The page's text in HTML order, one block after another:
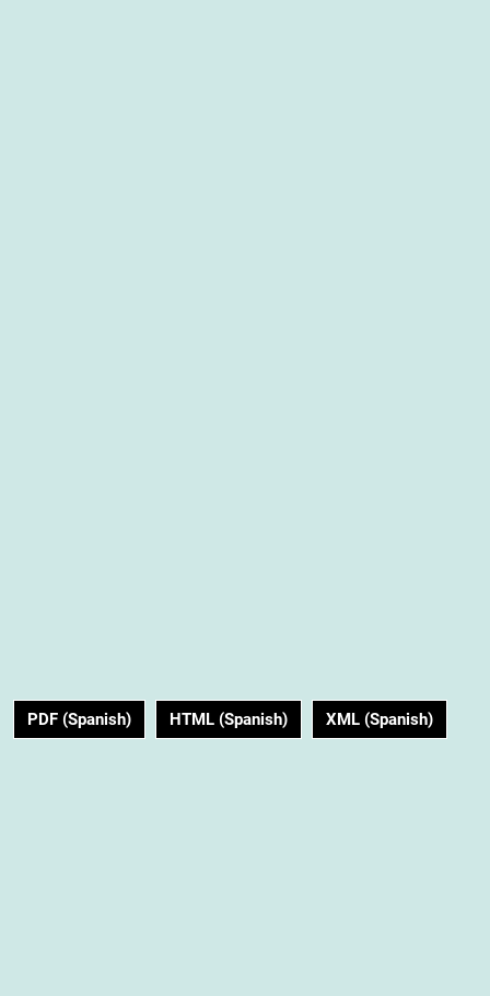
PDF (Spanish) HTML (Spanish) XML (Spanish)